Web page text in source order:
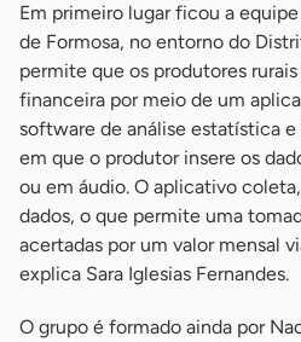
Em primeiro lugar ficou a
de Formosa, no entorno do
permite que os produtores
financeira por meio de um
software de análise estatística
em que o produtor insere os
ou em áudio. O aplicativo
dados, o que permite uma
acertadas por um valor mensal
explica Sara Iglesias Fernandes.
O grupo é formado ainda por